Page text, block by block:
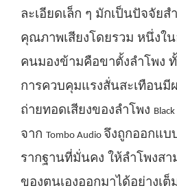
ละเอียดเล็ก ๆ มักเป็นปัจจัย
คุณภาพเสียงโดยรวม หนึ่งใ
คนมองข้ามคือขาตั้งลำโพง
การควบคุมแรงสั่นสะเทือนมี
ถ่ายทอดเสียงของลำโพง
จาก Tombo Audio จึงถูกออกแบ
รากฐานที่มั่นคง ให้ลำโพงส
ของตนเองออกมาได้อย่างเต็